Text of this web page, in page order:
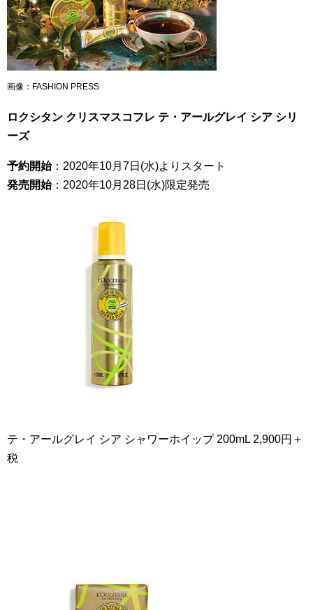
画像：FASHION PRESS
ロクシタン クリスマスコフレ テ・アールグレイ シア シリ
ーズ
予約開始：2020年10月7日(水)よりスタート
発売開始：2020年10月28日(水)限定発売
テ・アールグレイ シア シャワーホイップ 200mL 2,900円＋
税